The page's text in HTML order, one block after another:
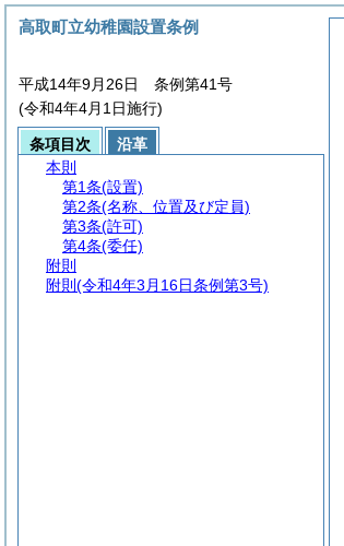
高取町立幼稚園設置条例
平成14年9月26日 条例第41号
(令和4年4月1日施行)
条項目次
沿革
本則
第1条(設置)
第2条(名称、位置及び定員)
第3条(許可)
第4条(委任)
附則
附則 (令和4年3月16日条例第3号)